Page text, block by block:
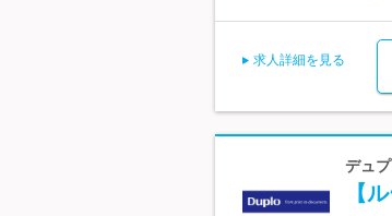
求人詳細を見る
デュ
【